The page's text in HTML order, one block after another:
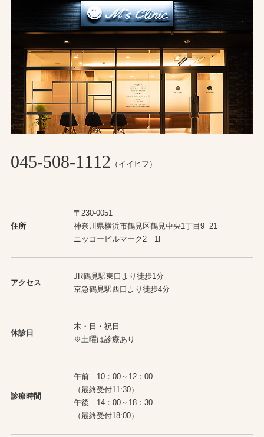
045-508-1112 （イイヒフ）
住所
〒230-0051
神奈川県横浜市鶴見区鶴見中央1丁目9−21
ニッコービルマーク2 1F
アクセス
JR鶴見駅東口より徒歩1分
京急鶴見駅西口より徒歩4分
休診日
木・日・祝日
※土曜は診療あり
診療時間
午前 10：00～12：00
（最終受付11:30）
午後 14：00～18：30
（最終受付18:00）